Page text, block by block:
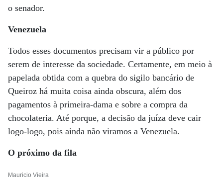
o senador.
Venezuela
Todos esses documentos precisam vir a público por
serem de interesse da sociedade. Certamente, em meio à
papelada obtida com a quebra do sigilo bancário de
Queiroz há muita coisa ainda obscura, além dos
pagamentos à primeira-dama e sobre a compra da
chocolateria. Até porque, a decisão da juíza deve cair
logo-logo, pois ainda não viramos a Venezuela.
O próximo da fila
Mauricio Vieira